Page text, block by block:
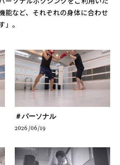
能など、それぞれの身体に合わせ
。
＃パーソナル
2026/06/19